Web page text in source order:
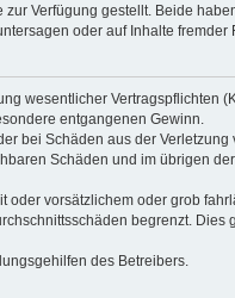
Verfügung gestellt. Beide
oder auf Inhalte fremder
wesentlicher
entgangenen Gewinn.
bei Schäden aus der
Schäden und im übrigen
vorsätzlichem oder grob
begrenzt.
des Betreibers.